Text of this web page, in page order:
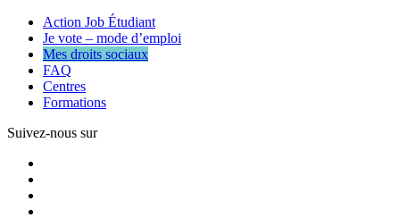
Action Job Étudiant
Je vote – mode d’emploi
Mes droits sociaux
FAQ
Centres
Formations
Suivez-nous sur